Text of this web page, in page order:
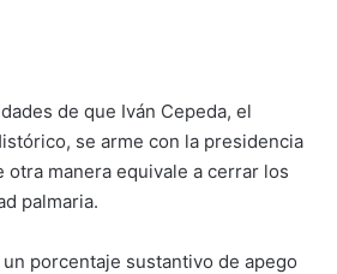
de que Iván Cepeda, el
se arme con la presidencia
otra manera equivale a cerrar los
palmaria.
porcentaje sustantivo de apego